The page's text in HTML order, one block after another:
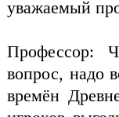
уважаемый
Профессор:
вопрос, надо
времён